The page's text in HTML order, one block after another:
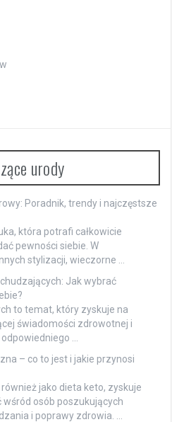
urody
Poradnik, trendy i najczęstsze
która potrafi całkowicie
pewności siebie. W
stylizacji, wieczorne …
Jak wybrać
to temat, który zyskuje na
świadomości zdrowotnej i
…
– co to jest i jakie przynosi
jako dieta keto, zyskuje
osób poszukujących
i poprawy zdrowia. …